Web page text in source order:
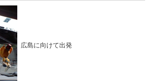
広島に向けて出発